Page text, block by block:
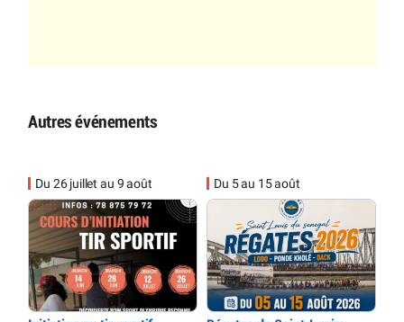
Autres événements
Du 26 juillet au 9 août Du 5 au 15 août